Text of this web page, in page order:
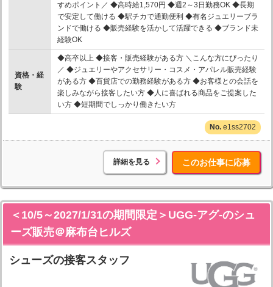
すめポイント／ ◆高時給1,570円 ◆週2～3日勤務OK ◆長期
で安定して働ける ◆駅チカで通勤便利 ◆有名ジュエリーブラ
ンドで働ける ◆販売経験を活かして活躍できる ◆ブランド未
経験OK
資格・経
験
◆高卒以上 ◆接客・販売経験がある方 ＼こんな方にぴったり
／ ◆ジュエリーやアクセサリー・コスメ・アパレル販売経験
がある方 ◆百貨店での勤務経験がある方 ◆お客様との会話を
楽しみながら接客したい方 ◆人に喜ばれる商品をご提案した
い方 ◆短期間でしっかり働きたい方
e1ss2702
詳細を見る このお仕事に応募
＜10/5～2027/1/31の期間限定＞UGG-アグ-のシュ
ーズ販売＠麻布台ヒルズ
シューズの接客スタッフ